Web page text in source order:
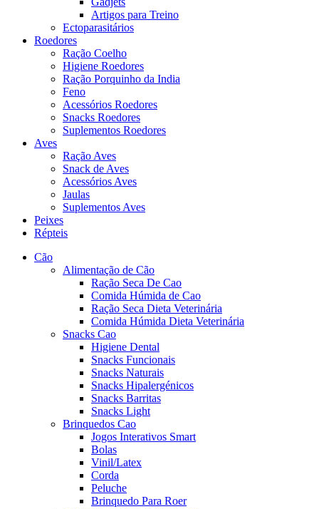
Artigos para Treino
Ectoparasitários
Roedores
Ração Coelho
Higiene Roedores
Ração Porquinho da India
Feno
Acessórios Roedores
Snacks Roedores
Suplementos Roedores
Aves
Ração Aves
Snack de Aves
Acessórios Aves
Jaulas
Suplementos Aves
Peixes
Répteis
Cão
Alimentação de Cão
Ração Seca De Cao
Comida Húmida de Cao
Ração Seca Dieta Veterinária
Comida Húmida Dieta Veterinária
Snacks Cao
Higiene Dental
Snacks Funcionais
Snacks Naturais
Snacks Hipalergénicos
Snacks Barritas
Snacks Light
Brinquedos Cao
Jogos Interativos Smart
Bolas
Vinil/Latex
Corda
Peluche
Brinquedo Para Roer